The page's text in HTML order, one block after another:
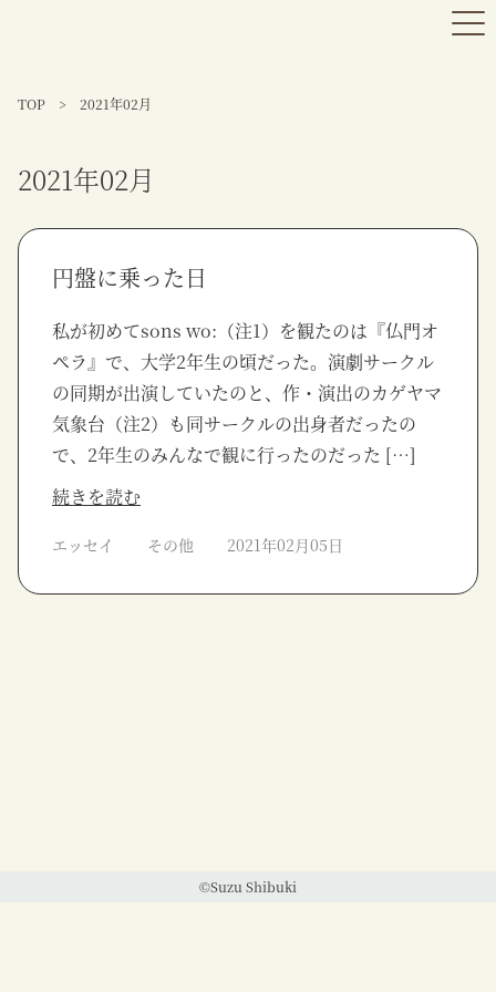
TOP > 2021年02月
2021年02月
円盤に乗った日
私が初めてsons wo:（注1）を観たのは『仏門オ
ペラ』で、大学2年生の頃だった。演劇サークル
の同期が出演していたのと、作・演出のカゲヤマ
気象台（注2）も同サークルの出身者だったの
で、2年生のみんなで観に行ったのだった […]
続きを読む
エッセイ その他 2021年02月05日
©Suzu Shibuki